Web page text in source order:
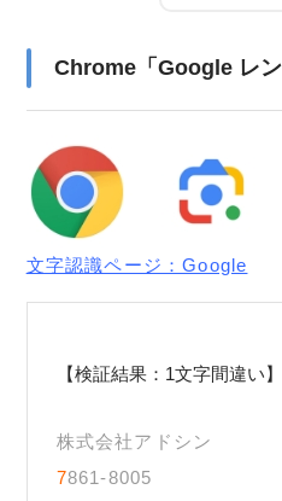
Chrome「Google レン
文字認識ページ：Google
【検証結果：1文字間違い
株式会社アドシン
7861-8005